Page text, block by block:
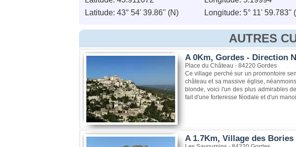
Latitude: 43° 54' 39.86'' (N)
Longitude: 5° 11' 59.783''
AUTRES
A 0Km, Gordes - Direction
Place du Château - 84220 Gordes
Ce village perché sur un promontoire
château et sa massive église,
blonde, voici l'un des plus admirables
fait d'une forteresse féodale et d'un
A 1.7Km, Village des